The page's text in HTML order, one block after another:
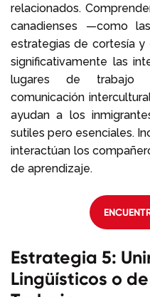
relacionados.
canadienses —como
estrategias de cortesía
significativamente las
lugares de trabajo
comunicación
ayudan a los
sutiles pero esenciales.
interactúan los
de aprendizaje.
Estrategia 5:
Lingüísticos o